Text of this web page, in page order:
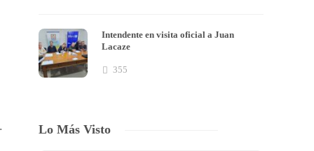
Intendente en visita oficial a Juan
Lacaze
355
Lo Más Visto